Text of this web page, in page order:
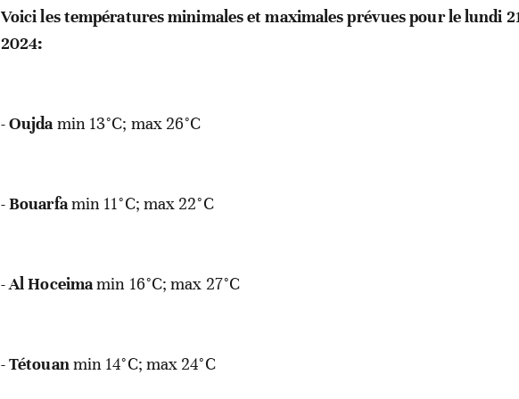
Voici les températures minimales et maximales prévues pour le lundi
2024:
-Oujda min 13°C; max 26°C
-Bouarfamin 11°C; max 22°C
-Al Hoceimamin 16°C; max 27°C
-Tétouan min 14°C; max 24°C